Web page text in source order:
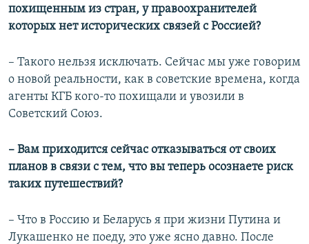
похищенным из стран, у правоохранителей
которых нет исторических связей с Россией?
– Такого нельзя исключать. Сейчас мы уже говорим
о новой реальности, как в советские времена, когда
агенты КГБ кого-то похищали и увозили в
Советский Союз.
– Вам приходится сейчас отказываться от своих
планов в связи с тем, что вы теперь осознаете риск
таких путешествий?
– Что в Россию и Беларусь я при жизни Путина и
Лукашенко не поеду, это уже ясно давно. После